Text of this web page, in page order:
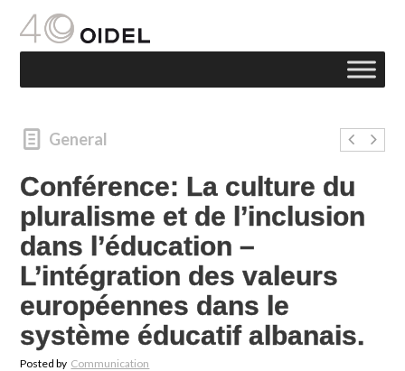
General
Conférence: La culture du
pluralisme et de l’inclusion
dans l’éducation –
L’intégration des valeurs
européennes dans le
système éducatif albanais.
Posted by Communication